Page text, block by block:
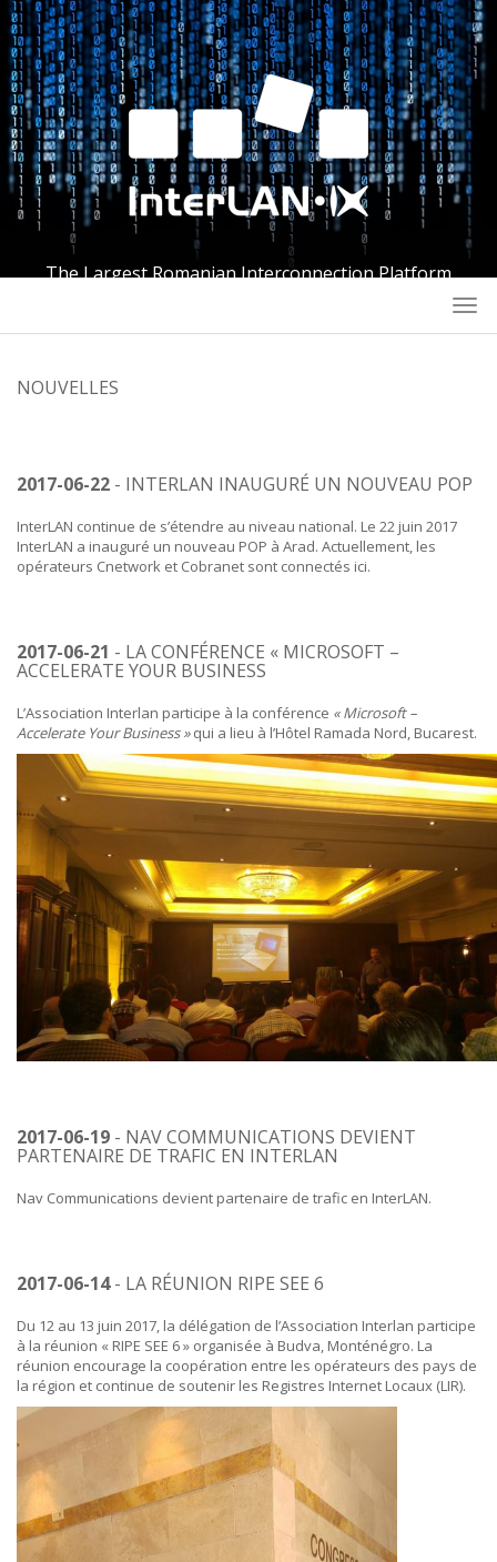
The Largest Romanian Interconnection Platform
NOUVELLES
2017-06-22 - INTERLAN INAUGURÉ UN NOUVEAU POP
InterLAN continue de s’étendre au niveau national. Le 22 juin 2017
InterLAN a inauguré un nouveau POP à Arad. Actuellement, les
opérateurs Cnetwork et Cobranet sont connectés ici.
2017-06-21 - LA CONFÉRENCE « MICROSOFT –
ACCELERATE YOUR BUSINESS
L’Association Interlan participe à la conférence « Microsoft –
Accelerate Your Business »qui a lieu à l’Hôtel Ramada Nord, Bucarest.
2017-06-19 - NAV COMMUNICATIONS DEVIENT
PARTENAIRE DE TRAFIC EN INTERLAN
Nav Communications devient partenaire de trafic en InterLAN.
2017-06-14- LA RÉUNION RIPE SEE 6
Du 12 au 13 juin 2017, la délégation de l’Association Interlan participe
à la réunion « RIPE SEE 6 » organisée à Budva, Monténégro. La
réunion encourage la coopération entre les opérateurs des pays de
la région et continue de soutenir les Registres Internet Locaux (LIR).